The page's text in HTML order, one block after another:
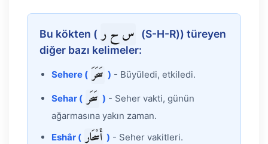
Bu kökten ( س ح ر
(S-H-R)) türeyen
diğer bazı kelimeler:
Sehere ( سَحَرَ ) - Büyüledi, etkiledi.
Sehar ( سَحَر ) - Seher vakti, günün
ağarmasına yakın zaman.
Eshâr ( أَسْحَار ) - Seher vakitleri.